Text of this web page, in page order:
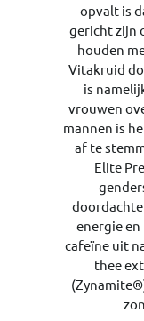
opvalt is
gericht zijn
houden
Vitakruid
is
vrouwen
mannen is
af te
Elite
energie
cafeïne uit
thee